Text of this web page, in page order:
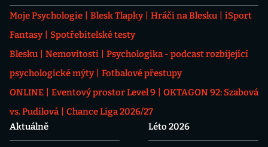
Moje Psychologie Blesk Tlapky Hráči na Blesku
iSport
Fantasy
Spotřebitelské testy
Blesku
Nemovitosti
Psychologika - podcast rozbíjející
psychologické mýty
Fotbalové přestupy
ONLINE
Eventový prostor Level 9
OKTAGON 92: Szabová
vs. Pudilová
Chance Liga 2026/27
Aktuálně
Léto 2026